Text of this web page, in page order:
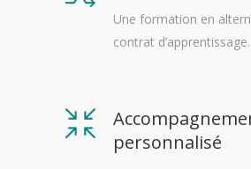
Une formation en
contrat d’apprentissage.
personnalisé